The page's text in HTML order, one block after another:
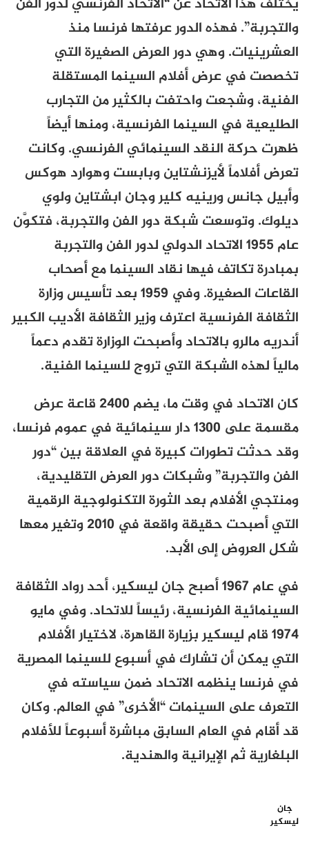
يختلف هذا الاتحاد عن “الاتحاد الفرنسي لدور الفن
والتجربة”. فهذه الدور عرفتها فرنسا منذ
العشرينيات. وهي دور العرض الصغيرة التي
تخصصت في عرض أفلام السينما المستقلة
الفنية، وشجعت واحتفت بالكثير من التجارب
الطليعية في السينما الفرنسية، ومنها أيضاً
ظهرت حركة النقد السينمائي الفرنسي. وكانت
تعرض أفلاماً لأيزنشتاين وبابست وهوارد هوكس
وأبيل جانس ورينيه كلير وجان ابشتاين ولوي
ديلوك. وتوسعت شبكة دور الفن والتجربة، فتكوَّن
عام 1955 الاتحاد الدولي لدور الفن والتجربة
بمبادرة تكاتف فيها نقاد السينما مع أصحاب
القاعات الصغيرة. وفي 1959 بعد تأسيس وزارة
الثقافة الفرنسية اعترف وزير الثقافة الأديب الكبير
أندريه مالرو بالاتحاد وأصبحت الوزارة تقدم دعماً
مالياً لهذه الشبكة التي تروج للسينما الفنية.
كان الاتحاد في وقت ما، يضم 2400 قاعة عرض
مقسمة على 1300 دار سينمائية في عموم فرنسا،
وقد حدثت تطورات كبيرة في العلاقة بين “دور
الفن والتجربة” وشبكات دور العرض التقليدية،
ومنتجي الأفلام بعد الثورة التكنولوجية الرقمية
التي أصبحت حقيقة واقعة في 2010 وتغير معها
شكل العروض إلى الأبد.
في عام 1967 أصبح جان ليسكير، أحد رواد الثقافة
السينمائية الفرنسية، رئيساً للاتحاد. وفي مايو
1974 قام ليسكير بزيارة القاهرة، لاختيار الأفلام
التي يمكن أن تشارك في أسبوع للسينما المصرية
في فرنسا ينظمه الاتحاد ضمن سياسته في
التعرف على السينمات “الأخرى” في العالم. وكان
قد أقام في العام السابق مباشرة أسبوعاً للأفلام
البلغارية ثم الإيرانية والهندية.
جان
ليسكير